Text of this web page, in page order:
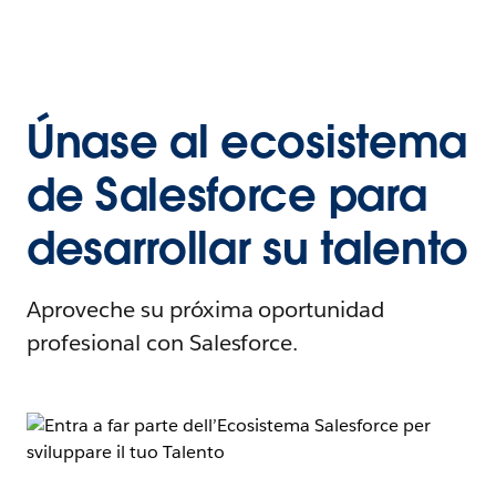
Únase al ecosistema
de Salesforce para
desarrollar su talento
Aproveche su próxima oportunidad
profesional con Salesforce.